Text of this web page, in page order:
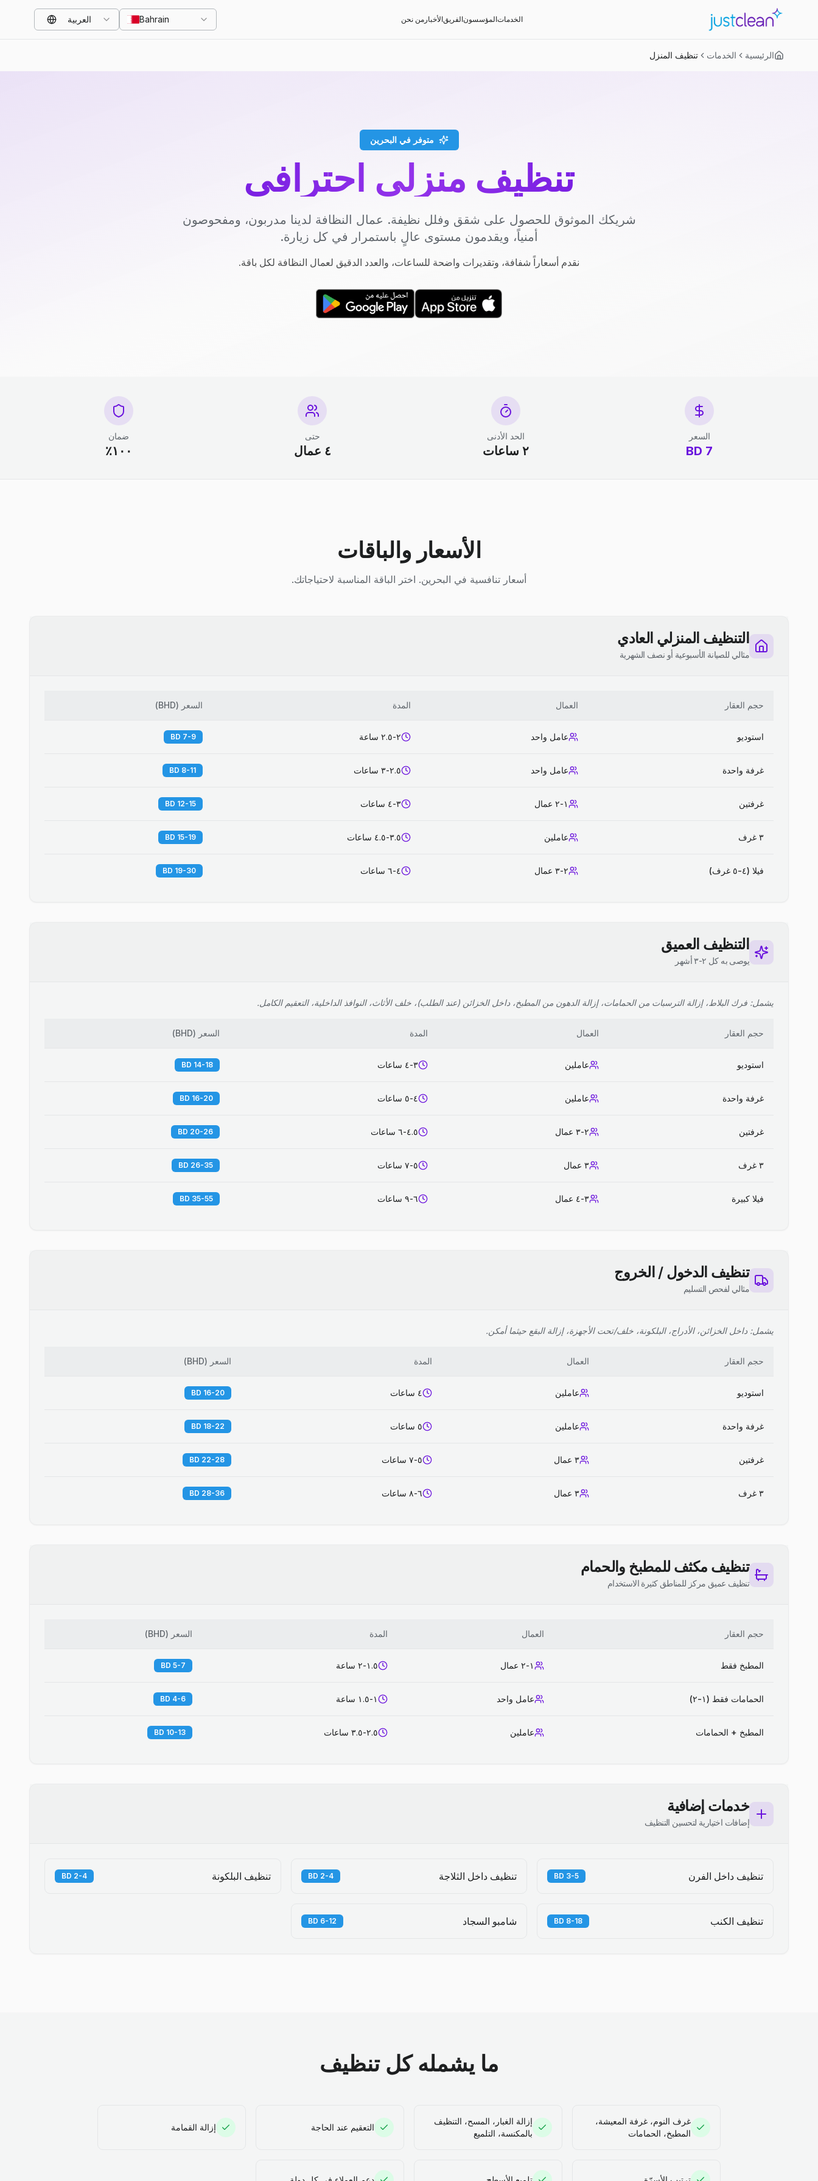
الخدماتالمؤسسونالفريقالأخبار من نحن Bahrain العربية
الرئيسية الخدمات تنظيف المنزل
متوفر في البحرين
تنظيف منزلي احترافي
شريكك الموثوق للحصول على شقق وفلل نظيفة. عمال النظافة لدينا مدربون، ومفحوصون
أمنياً، ويقدمون مستوى عالٍ باستمرار في كل زيارة.
نقدم أسعاراً شفافة، وتقديرات واضحة للساعات، والعدد الدقيق لعمال النظافة لكل باقة.
السعر
7 BD
الحد الأدنى
٢ ساعات
حتى
٤ عمال
ضمان
١٠٠٪
الأسعار والباقات
أسعار تنافسية في البحرين. اختر الباقة المناسبة لاحتياجاتك.
التنظيف المنزلي العادي
مثالي للصيانة الأسبوعية أو نصف الشهرية
حجم العقار العمال المدة السعر (
BHD
)
استوديو عامل واحد ٢-٢.٥ ساعة 7-9 BD
غرفة واحدة عامل واحد ٢.٥-٣ ساعات 8-11 BD
غرفتين ١-٢ عمال ٣-٤ ساعات 12-15 BD
٣ غرف عاملين ٣.٥-٤.٥ ساعات 15-19 BD
فيلا (٤-٥ غرف) ٢-٣ عمال ٤-٦ ساعات 19-30 BD
التنظيف العميق
يوصى به كل ٢-٣ أشهر
يشمل: فرك البلاط، إزالة الترسبات من الحمامات، إزالة الدهون من المطبخ، داخل الخزائن (عند الطلب)، خلف الأثاث، النوافذ الداخلية، التعقيم الكامل.
حجم العقار العمال المدة السعر (
BHD
)
استوديو عاملين ٣-٤ ساعات 14-18 BD
غرفة واحدة عاملين ٤-٥ ساعات 16-20 BD
غرفتين ٢-٣ عمال ٤.٥-٦ ساعات 20-26 BD
٣ غرف ٣ عمال ٥-٧ ساعات 26-35 BD
فيلا كبيرة ٣-٤ عمال ٦-٩ ساعات 35-55 BD
تنظيف الدخول / الخروج
مثالي لفحص التسليم
يشمل: داخل الخزائن، الأدراج، البلكونة، خلف/تحت الأجهزة، إزالة البقع حيثما أمكن.
حجم العقار العمال المدة السعر (
BHD
)
استوديو عاملين ٤ ساعات 16-20 BD
غرفة واحدة عاملين ٥ ساعات 18-22 BD
غرفتين ٣ عمال ٥-٧ ساعات 22-28 BD
٣ غرف ٣ عمال ٦-٨ ساعات 28-36 BD
تنظيف مكثف للمطبخ والحمام
تنظيف عميق مركز للمناطق كثيرة الاستخدام
حجم العقار العمال المدة السعر (
BHD
)
المطبخ فقط ١-٢ عمال ١.٥-٢ ساعة 5-7 BD
الحمامات فقط (١-٢) عامل واحد ١-١.٥ ساعة 4-6 BD
المطبخ + الحمامات عاملين ٢.٥-٣.٥ ساعات 10-13 BD
خدمات إضافية
إضافات اختيارية لتحسين التنظيف
تنظيف داخل الفرن 3-5 BD تنظيف داخل الثلاجة 2-4 BD تنظيف البلكونة 2-4 BD
تنظيف الكنب 8-18 BD شامبو السجاد 6-12 BD
ما يشمله كل تنظيف
غرف النوم، غرفة المعيشة،
المطبخ، الحمامات
إزالة الغبار، المسح، التنظيف
بالمكنسة، التلميع
التعقيم عند الحاجة إزالة القمامة